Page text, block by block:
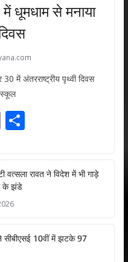
धूमधाम से मनाया
में अंतरराष्ट्रीय पृथ्वी दिवस
स्कूल
E
l
S
e
वत्सला रावत ने विदेश में भी गाड़े
के झंडे
सीबीएसई 10वीं में झटके 97